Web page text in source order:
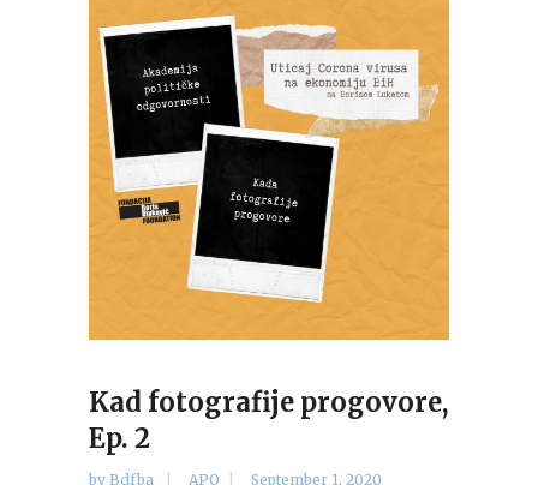
Kad fotografije progovore,
Ep. 2
by Bdfba APO September 1, 2020